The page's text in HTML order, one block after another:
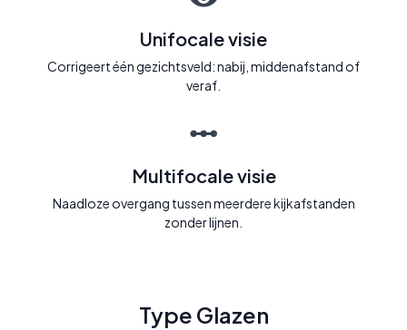
Unifocale visie
Corrigeert één gezichtsveld: nabij, middenafstand of
veraf.
Multifocale visie
Naadloze overgang tussen meerdere kijkafstanden
zonder lijnen.
Type Glazen